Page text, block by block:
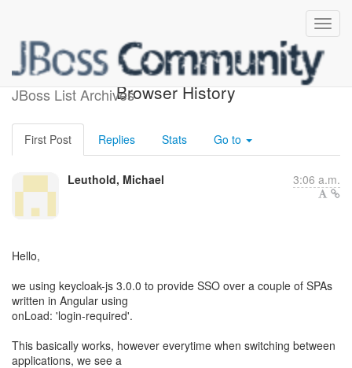
JBoss List Archives
js-Adapter, SPA and
Browser History
First Post Replies Stats Go to
Leuthold, Michael 3:06 a.m.
Hello,
we using keycloak-js 3.0.0 to provide SSO over a couple of SPAs
written in Angular using
onLoad: 'login-required'.
This basically works, however everytime when switching between
applications, we see a